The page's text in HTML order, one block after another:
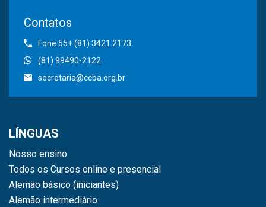
Contatos
Fone:55+ (81) 3421.2173
(81) 99490-2122
secretaria@ccba.org.br
LÍNGUAS
Nosso ensino
Todos os Cursos online e presencial
Alemão básico (iniciantes)
Alemão intermediário